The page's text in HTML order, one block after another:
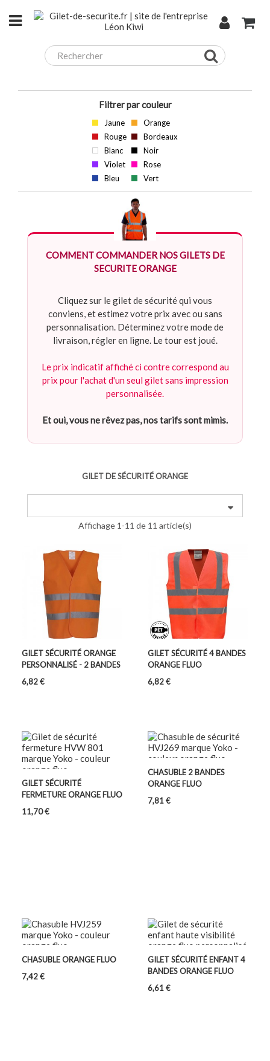
Filtrer par couleur
Jaune
Orange
Rouge
Bordeaux
Blanc
Noir
Violet
Rose
Bleu
Vert
COMMENT COMMANDER NOS GILETS DE
SECURITE ORANGE
Cliquez sur le gilet de sécurité qui vous
conviens, et estimez votre prix avec ou sans
personnalisation. Déterminez votre mode de
livraison, régler en ligne. Le tour est joué.
Le prix indicatif affiché ci contre correspond au
prix pour l'achat d'un seul gilet sans impression
personnalisée.
Et oui, vous ne rêvez pas, nos tarifs sont mimis.
GILET DE SÉCURITÉ ORANGE
Affichage 1-11 de 11 article(s)
GILET SÉCURITÉ ORANGE
PERSONNALISÉ - 2 BANDES
Prix
6,82 €
GILET SÉCURITÉ 4 BANDES
ORANGE FLUO
Prix
6,82 €
GILET SÉCURITÉ
FERMETURE ORANGE FLUO
Prix
11,70 €
CHASUBLE 2 BANDES
ORANGE FLUO
Prix
7,81 €
CHASUBLE ORANGE FLUO
Prix
7,42 €
GILET SÉCURITÉ ENFANT 4
BANDES ORANGE FLUO
Prix
6,61 €